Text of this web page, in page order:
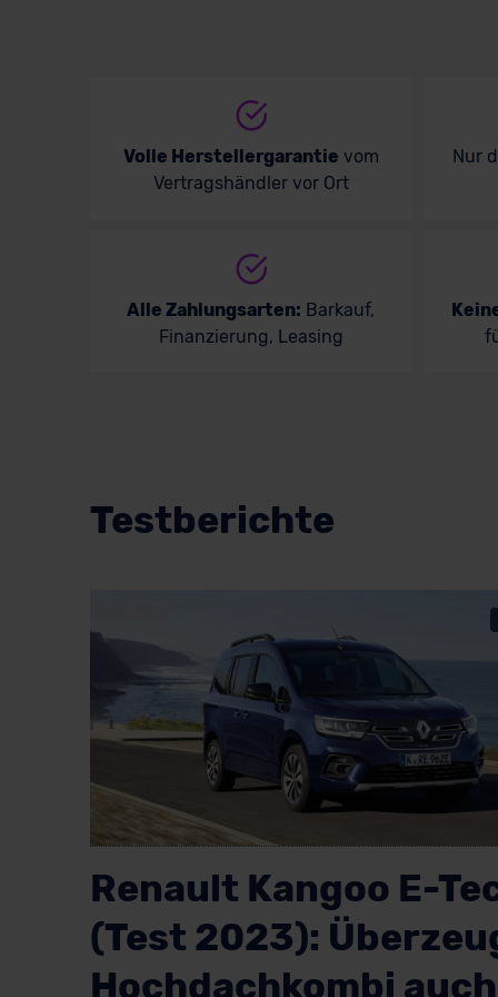
Volle Herstellergarantie vom
Vertragshändler vor Ort
Nur
Alle Zahlungsarten: Barkauf,
Finanzierung, Leasing
Testberichte
Renault Kangoo E-
(Test 2023):
Hochdachkombi